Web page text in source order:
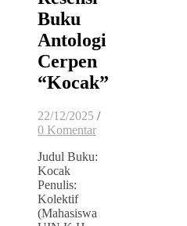
Buku
Antologi
Cerpen
“Kocak”
22/12/2025 /
0 Komentar
Judul Buku:
Kocak
Penulis:
Kolektif
(Mahasiswa